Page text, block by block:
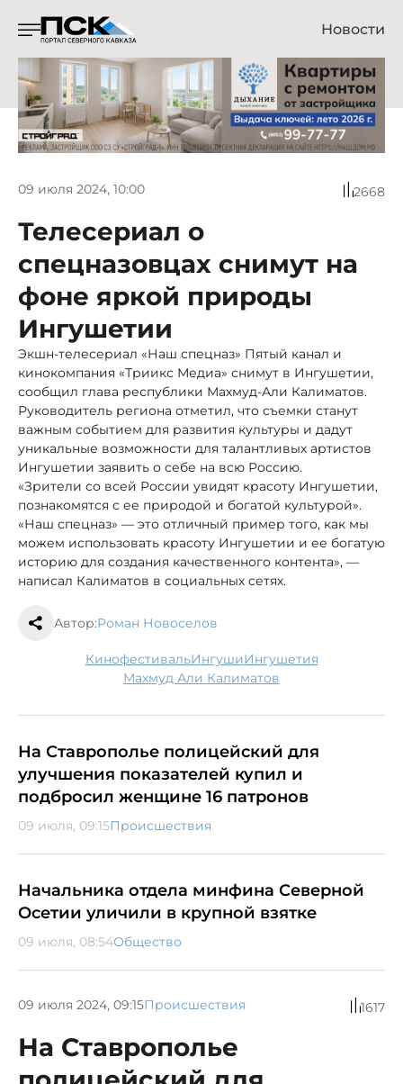
Новости
09 июля 2024, 10:00 2668
Телесериал о
спецназовцах снимут на
фоне яркой природы
Ингушетии
Экшн-телесериал «Наш спецназ» Пятый канал и
кинокомпания «Триикс Медиа» снимут в Ингушетии,
сообщил глава республики Махмуд-Али Калиматов.
Руководитель региона отметил, что съемки станут
важным событием для развития культуры и дадут
уникальные возможности для талантливых артистов
Ингушетии заявить о себе на всю Россию.
«Зрители со всей России увидят красоту Ингушетии,
познакомятся с ее природой и богатой культурой».
«Наш спецназ» — это отличный пример того, как мы
можем использовать красоту Ингушетии и ее богатую
историю для создания качественного контента», —
написал Калиматов в социальных сетях.
Автор:Роман Новоселов
кинофестиваль ингуши
Ингушетия
Махмуд Али Калиматов
На Ставрополье полицейский для
улучшения показателей купил и
подбросил женщине 16 патронов
09 июля, 09:15Происшествия
Начальника отдела минфина Северной
Осетии уличили в крупной взятке
09 июля, 08:54Общество
09 июля 2024, 09:15Происшествия 1617
На Ставрополье